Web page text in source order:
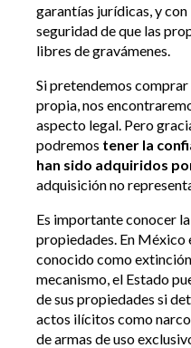
garantías jurídicas, y
seguridad de que las
libres de gravámenes.
Si pretendemos
propia, nos
aspecto legal. Pero
podremos tener la
han sido adquiridos
adquisición no
Es importante conocer
propiedades. En
conocido como
mecanismo, el Estado
de sus propiedades si
actos ilícitos como
de armas de uso